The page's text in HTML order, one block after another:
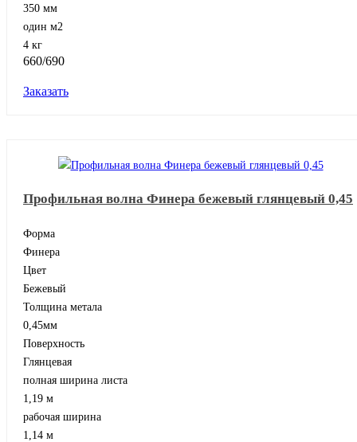
350 мм
один м2
4 кг
660/690
Заказать
Профильная волна Финера бежевый глянцевый 0,45
Форма
Финера
Цвет
Бежевый
Толщина метала
0,45мм
Поверхность
Глянцевая
полная ширина листа
1,19 м
рабочая ширина
1,14 м